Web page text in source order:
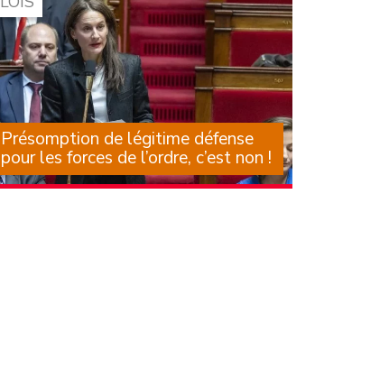
Présomption de légitime défense
pour les forces de l’ordre, c’est non !
Il est des textes dont on sait, au moment